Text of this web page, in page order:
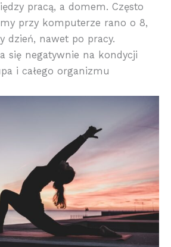
pracą, a domem. Często
przy komputerze rano o 8,
dzień, nawet po pracy.
się negatywnie na kondycji
i całego organizmu